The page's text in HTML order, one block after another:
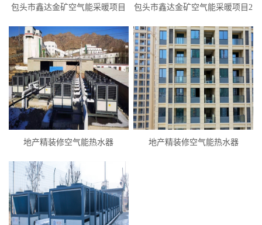
包头市鑫达金矿空气能采暖项目 包头市鑫达金矿空气能采暖项目2
地产精装修空气能热水器 地产精装修空气能热水器